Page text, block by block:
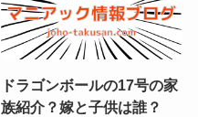
ドラゴンボールの17号の家
族紹介？嫁と子供は誰？